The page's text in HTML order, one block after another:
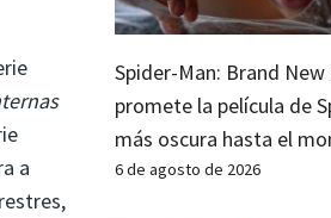
a
Spider-Man: Brand New
promete la película de
más oscura hasta el
6 de agosto de 2026